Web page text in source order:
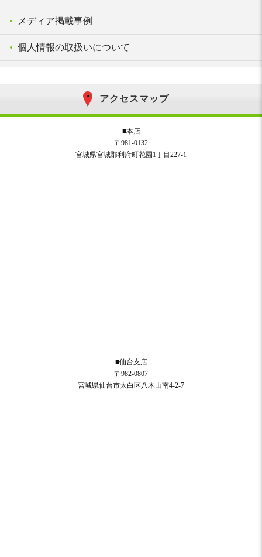
メディア掲載事例
個人情報の取扱いについて
アクセスマップ
■本店
〒981-0132
宮城県宮城郡利府町花園1丁目227-1
■仙台支店
〒982-0807
宮城県仙台市太白区八木山南4-2-7